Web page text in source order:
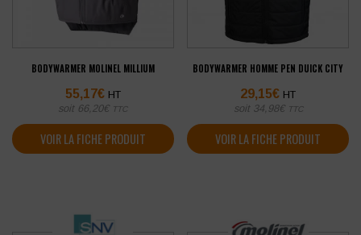
BODYWARMER MOLINEL MILLIUM
55,17€ HT
soit 66,20€ TTC
VOIR LA FICHE PRODUIT
BODYWARMER HOMME PEN DUICK CITY
29,15€ HT
soit 34,98€ TTC
VOIR LA FICHE PRODUIT